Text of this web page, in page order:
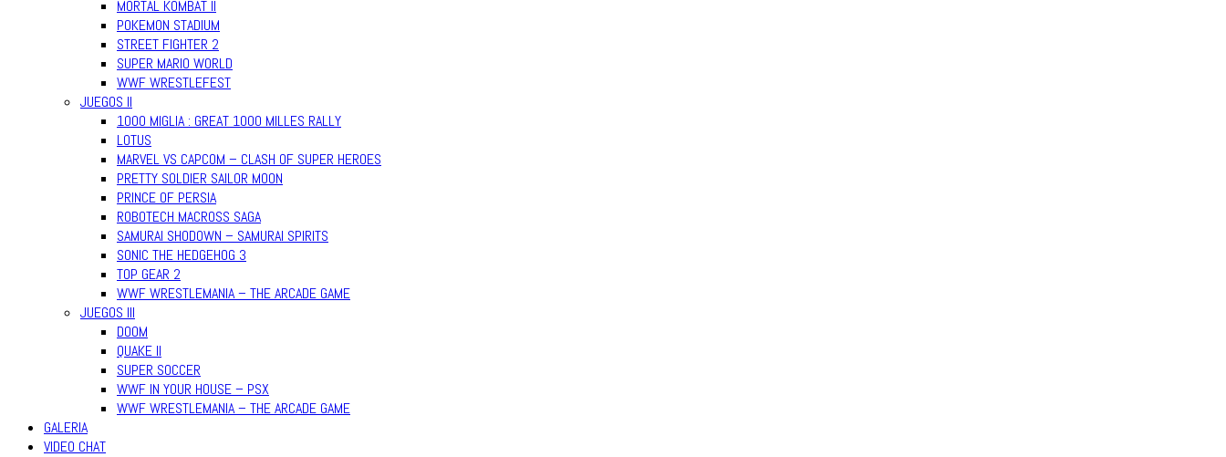
MORTAL KOMBAT II
POKEMON STADIUM
STREET FIGHTER 2
SUPER MARIO WORLD
WWF WRESTLEFEST
JUEGOS II
1000 MIGLIA : GREAT 1000 MILLES RALLY
LOTUS
MARVEL VS CAPCOM – CLASH OF SUPER HEROES
PRETTY SOLDIER SAILOR MOON
PRINCE OF PERSIA
ROBOTECH MACROSS SAGA
SAMURAI SHODOWN – SAMURAI SPIRITS
SONIC THE HEDGEHOG 3
TOP GEAR 2
WWF WRESTLEMANIA – THE ARCADE GAME
JUEGOS III
DOOM
QUAKE II
SUPER SOCCER
WWF IN YOUR HOUSE – PSX
WWF WRESTLEMANIA – THE ARCADE GAME
GALERIA
VIDEO CHAT